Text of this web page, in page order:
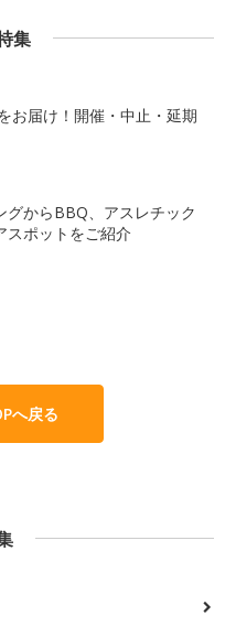
集
お届け！開催・中止・延期
グからBBQ、アスレチック
スポットをご紹介
へ戻る